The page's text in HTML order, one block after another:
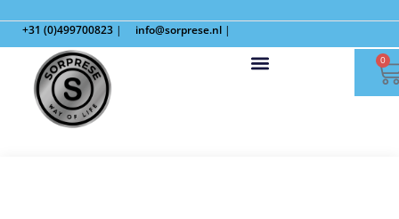
+31 (0)499700823 | info@sorprese.nl |
0